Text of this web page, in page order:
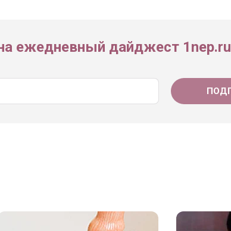
ежедневный дайджест 1nep.ru